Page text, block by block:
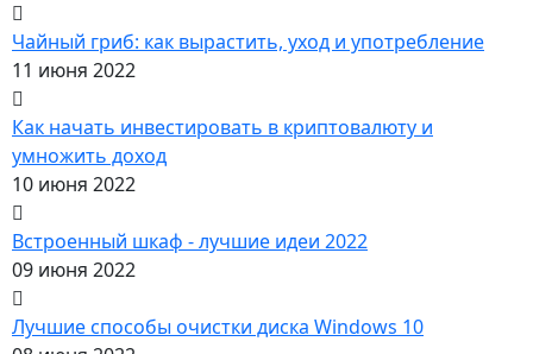
Чайный гриб: как вырастить, уход и употребление
11 июня 2022
Как начать инвестировать в криптовалюту и
умножить доход
10 июня 2022
Встроенный шкаф - лучшие идеи 2022
09 июня 2022
Лучшие способы очистки диска Windows 10